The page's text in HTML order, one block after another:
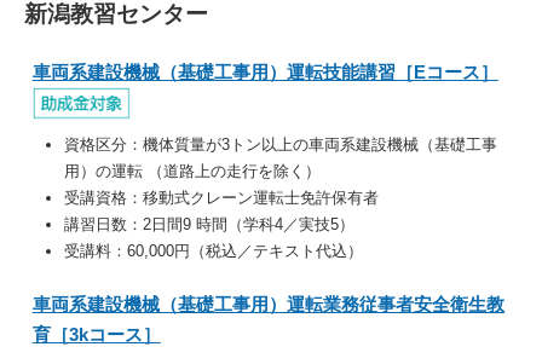
新潟教習センター
車両系建設機械（基礎工事用）運転技能講習［Eコース］
資格区分： 機体質量が3トン以上の車両系建設機械（基礎工事
用）の運転 （道路上の走行を除く）
受講資格： 移動式クレーン運転士免許保有者
講習日数：2日間9 時間（学科4／実技5）
受講料：60,000円（税込／テキスト代込）
車両系建設機械（基礎工事用）運転業務従事者安全衛生教
育［3kコース］